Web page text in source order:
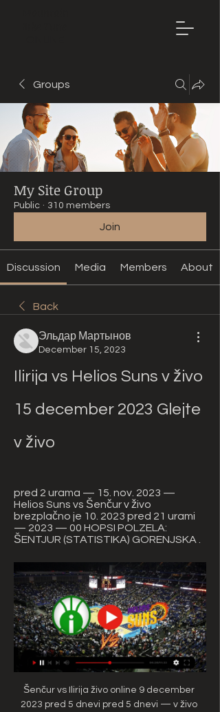
Groups
My Site Group
Public · 310 members
Join
Discussion Media Members About
Back
Эльдар Мартынов
December 15, 2023
Ilirija vs Helios Suns v živo
15 december 2023 Glejte
v živo
pred 2 urama — 15. nov. 2023 —
Helios Suns vs Šenčur v živo
brezplačno je 10. 2023 pred 21 urami
— 2023 — 00 HOPSI POLZELA:
ŠENTJUR (STATISTIKA) GORENJSKA .
Šenčur vs Ilirija živo online 9 december
2023 pred 5 dnevi pred 5 dnevi — v živo